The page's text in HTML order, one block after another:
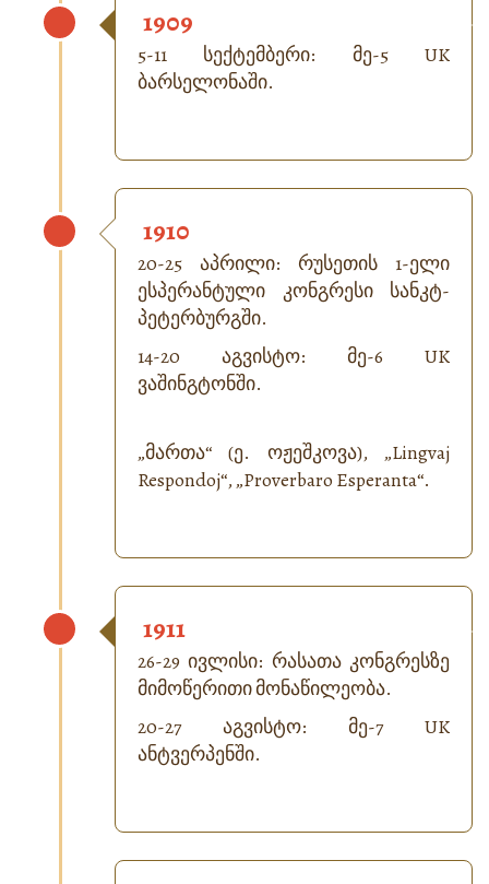
1909
5-11 სექტემბერი: მე-5 UK
ბარსელონაში.
1910
20-25 აპრილი: რუსეთის 1-ელი
ესპერანტული კონგრესი სანკტ-
პეტერბურგში.
14-20 აგვისტო: მე-6 UK
ვაშინგტონში.
„მართა“ (ე. ოჟეშკოვა), „Lingvaj
Respondoj“, „Proverbaro Esperanta“.
1911
26-29 ივლისი: რასათა კონგრესზე
მიმოწერითი მონაწილეობა.
20-27 აგვისტო: მე-7 UK
ანტვერპენში.